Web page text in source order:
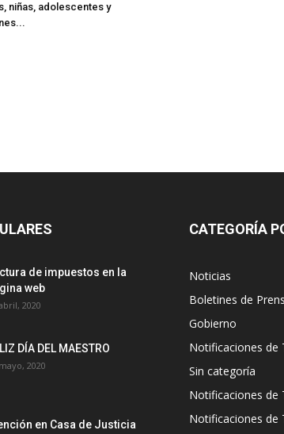
niñas, adolescentes y
de impuestos en la
web
2020
DÍA DEL MAESTRO
2020
en Casa de Justicia
CATEGORÍA
Noticias
Boletines de
Gobierno
Notificaciones de
Sin categoría
Notificaciones de
Notificaciones de